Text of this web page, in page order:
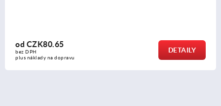
odCZK298.58
plus náklady na dopravu